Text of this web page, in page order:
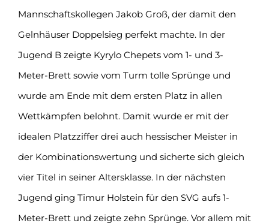
Mannschaftskollegen Jakob Groß, der damit den
Gelnhäuser Doppelsieg perfekt machte. In der
Jugend B zeigte Kyrylo Chepets vom 1- und 3-
Meter-Brett sowie vom Turm tolle Sprünge und
wurde am Ende mit dem ersten Platz in allen
Wettkämpfen belohnt. Damit wurde er mit der
idealen Platzziffer drei auch hessischer Meister in
der Kombinationswertung und sicherte sich gleich
vier Titel in seiner Altersklasse. In der nächsten
Jugend ging Timur Holstein für den SVG aufs 1-
Meter-Brett und zeigte zehn Sprünge. Vor allem mit